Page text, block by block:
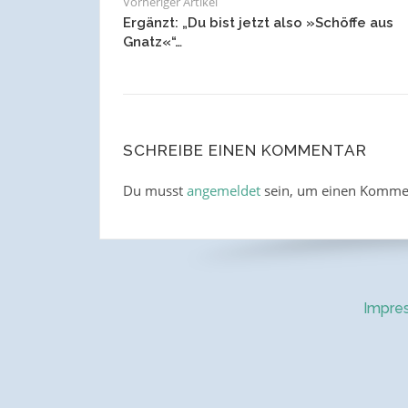
Ergänzt: „Du bist jetzt also »Schöffe aus
Gnatz«“…
SCHREIBE EINEN KOMMENTAR
Du musst angemeldetsein, um einen